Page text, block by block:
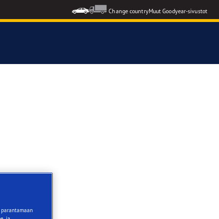
Change countryMuut Goodyear-sivustot